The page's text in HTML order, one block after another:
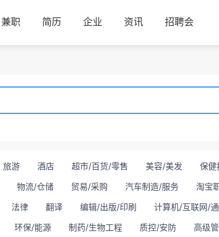
兼职 简历 企业 资讯 招聘会
旅游 酒店 超市/百货/零售 美容/美发 保健
物流/仓储 贸易/采购 汽车制造/服务 淘宝
法律 翻译 编辑/出版/印刷 计算机/互联网/
环保/能源 制药/生物工程 质控/安防 高级